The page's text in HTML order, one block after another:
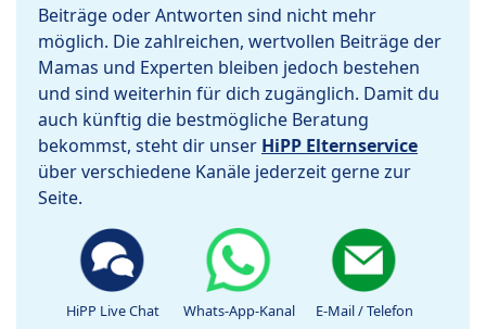
Beiträge oder Antworten sind nicht mehr
möglich. Die zahlreichen, wertvollen Beiträge der
Mamas und Experten bleiben jedoch bestehen
und sind weiterhin für dich zugänglich. Damit du
auch künftig die bestmögliche Beratung
bekommst, steht dir unser HiPP Elternservice
über verschiedene Kanäle jederzeit gerne zur
Seite.
HiPP Live Chat Whats-App-Kanal E-Mail / Telefon